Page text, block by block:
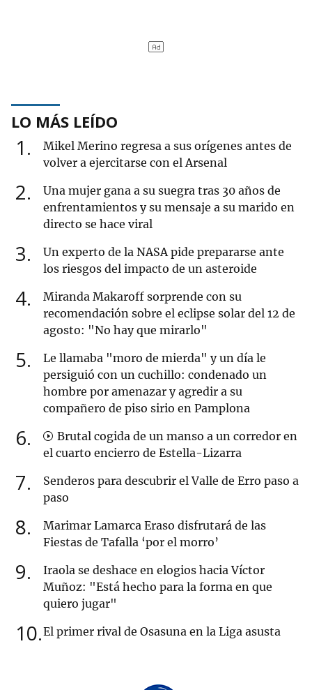
LO MÁS LEÍDO
1
Mikel Merino regresa a sus orígenes antes de
volver a ejercitarse con el Arsenal
2
Una mujer gana a su suegra tras 30 años de
enfrentamientos y su mensaje a su marido en
directo se hace viral
3
Un experto de la NASA pide prepararse ante
los riesgos del impacto de un asteroide
4
Miranda Makaroff sorprende con su
recomendación sobre el eclipse solar del 12 de
agosto: "No hay que mirarlo"
5
Le llamaba "moro de mierda" y un día le
persiguió con un cuchillo: condenado un
hombre por amenazar y agredir a su
compañero de piso sirio en Pamplona
6
Brutal cogida de un manso a un corredor en
el cuarto encierro de Estella-Lizarra
7
Senderos para descubrir el Valle de Erro paso a
paso
8
Marimar Lamarca Eraso disfrutará de las
Fiestas de Tafalla ‘por el morro’
9
Iraola se deshace en elogios hacia Víctor
Muñoz: "Está hecho para la forma en que
quiero jugar"
10 El primer rival de Osasuna en la Liga asusta